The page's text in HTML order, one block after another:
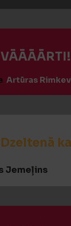
Artūras
Dzeltenā
Jemeļins